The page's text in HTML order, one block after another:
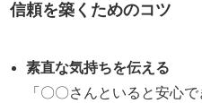
信頼を築くためのコツ
素直な気持ちを伝える
「〇〇さんといると安心